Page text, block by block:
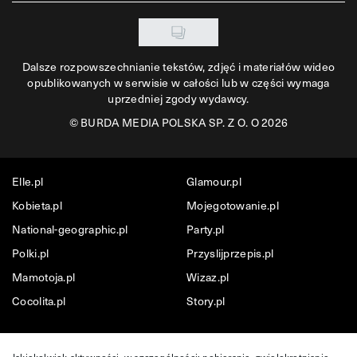
Dalsze rozpowszechnianie tekstów, zdjęć i materiałów wideo
opublikowanych w serwisie w całości lub w części wymaga
uprzedniej zgody wydawcy.
©BURDA MEDIA POLSKA SP. Z O. O 2026
Elle.pl
Glamour.pl
Kobieta.pl
Mojegotowanie.pl
National-geographic.pl
Party.pl
Polki.pl
Przyslijprzepis.pl
Mamotoja.pl
Wizaz.pl
Cocolita.pl
Story.pl